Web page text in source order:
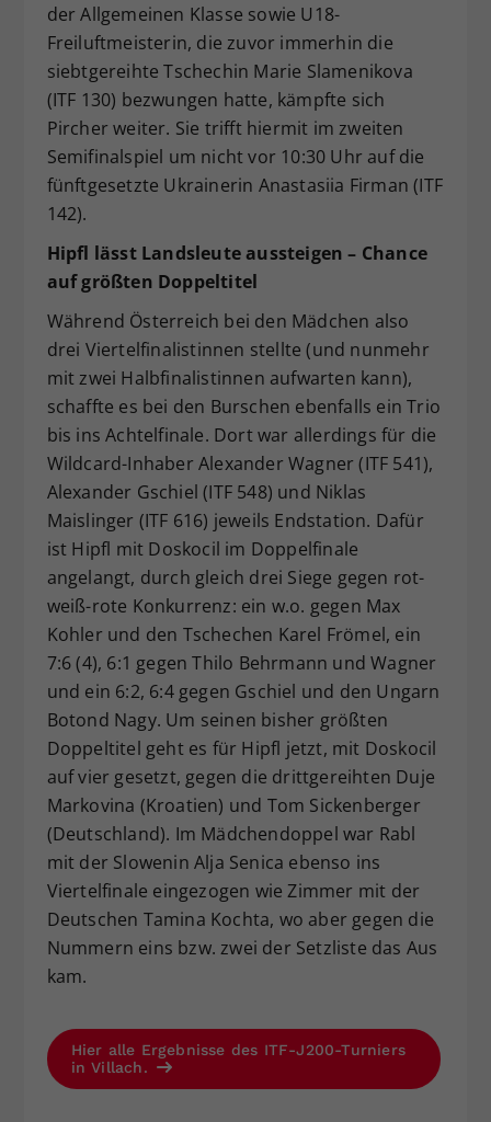
der Allgemeinen Klasse sowie U18-
Freiluftmeisterin, die zuvor immerhin die
siebtgereihte Tschechin Marie Slamenikova
(ITF 130) bezwungen hatte, kämpfte sich
Pircher weiter. Sie trifft hiermit im zweiten
Semifinalspiel um nicht vor 10:30 Uhr auf die
fünftgesetzte Ukrainerin Anastasiia Firman (ITF
142).
Hipfl lässt Landsleute aussteigen – Chance
auf größten Doppeltitel
Während Österreich bei den Mädchen also
drei Viertelfinalistinnen stellte (und nunmehr
mit zwei Halbfinalistinnen aufwarten kann),
schaffte es bei den Burschen ebenfalls ein Trio
bis ins Achtelfinale. Dort war allerdings für die
Wildcard-Inhaber Alexander Wagner (ITF 541),
Alexander Gschiel (ITF 548) und Niklas
Maislinger (ITF 616) jeweils Endstation. Dafür
ist Hipfl mit Doskocil im Doppelfinale
angelangt, durch gleich drei Siege gegen rot-
weiß-rote Konkurrenz: ein w.o. gegen Max
Kohler und den Tschechen Karel Frömel, ein
7:6 (4), 6:1 gegen Thilo Behrmann und Wagner
und ein 6:2, 6:4 gegen Gschiel und den Ungarn
Botond Nagy. Um seinen bisher größten
Doppeltitel geht es für Hipfl jetzt, mit Doskocil
auf vier gesetzt, gegen die drittgereihten Duje
Markovina (Kroatien) und Tom Sickenberger
(Deutschland). Im Mädchendoppel war Rabl
mit der Slowenin Alja Senica ebenso ins
Viertelfinale eingezogen wie Zimmer mit der
Deutschen Tamina Kochta, wo aber gegen die
Nummern eins bzw. zwei der Setzliste das Aus
kam.
Hier alle Ergebnisse des ITF-J200-Turniers
in Villach.